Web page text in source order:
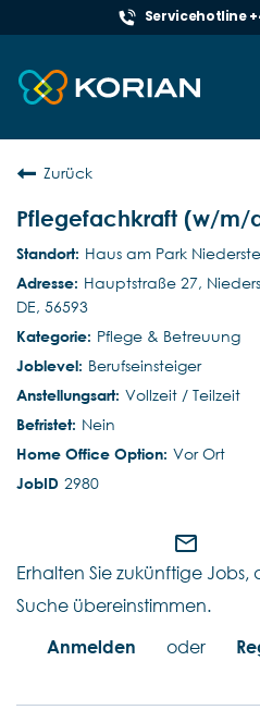
Servicehotline
Zurück
Pflegefachkraft (w/m/
Haus am Park
Hauptstraße 27,
DE, 56593
Pflege & Betreuung
Berufseinsteiger
Vollzeit / Teilzeit
Nein
Vor Ort
2980
mail_outline
Erhalten Sie zukünftige Jobs,
Suche übereinstimmen.
Anmelden
oder